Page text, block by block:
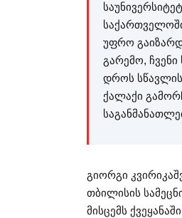
უფრო
გარემო,
დროს სწავლის
ქალაქი
გიორგი
თბილისის
მისცემს